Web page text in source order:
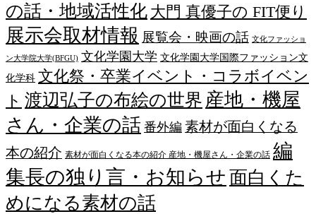
の話・地域活性化 大門 真優子の FIT便り
展示会取材情報 展覧会・映画の話 文化ファッショ
ン大学院大学(BFGU) 文化学園大学 文化学園大学国際ファッション文
化学科 文化祭・卒業イベント・コラボイベン
ト 渡辺弘子の布絵の世界 産地・機屋
さん・企業の話 番外編 素材が面白くなる
本の紹介 素材が面白くなる本の紹介 産地・機屋さん・企業の話 編
集長の独り言・お知らせ 面白くた
めになる素材の話